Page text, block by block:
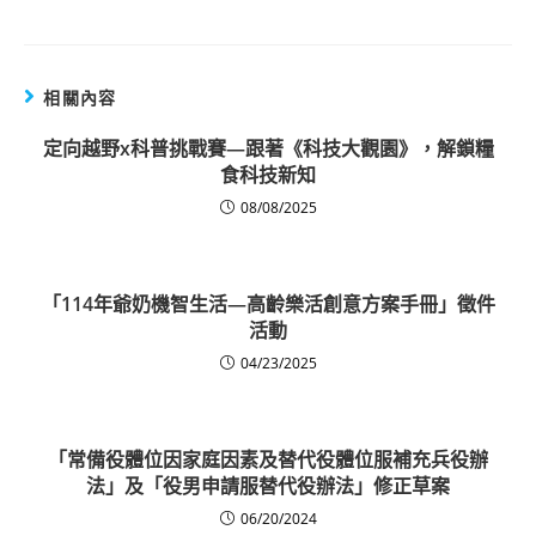
相關內容
定向越野x科普挑戰賽—跟著《科技大觀園》，解鎖糧
食科技新知
08/08/2025
「114年爺奶機智生活—高齡樂活創意方案手冊」徵件
活動
04/23/2025
「常備役體位因家庭因素及替代役體位服補充兵役辦
法」及「役男申請服替代役辦法」修正草案
06/20/2024